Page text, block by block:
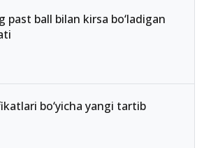
past ball bilan kirsa bo‘ladigan
bo‘yicha yangi tartib